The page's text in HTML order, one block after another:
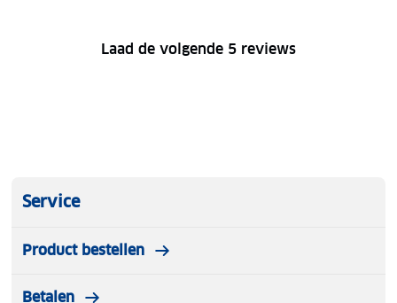
Laad de volgende 5 reviews
Service
Product bestellen
Betalen